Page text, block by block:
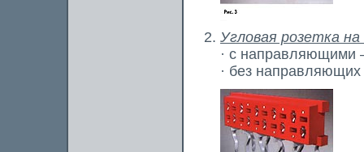
Угловая розетка
· с направляющими
· без